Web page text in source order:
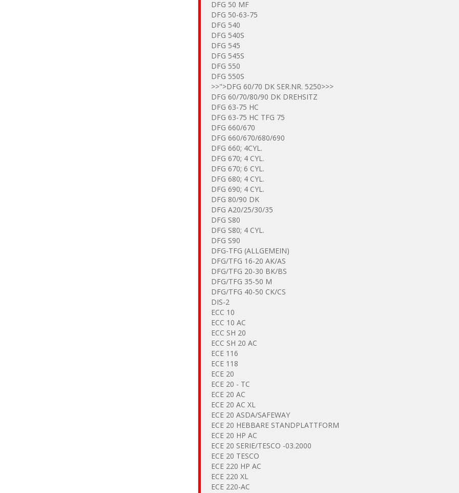
DFG 50 MF
DFG 50-63-75
DFG 540
DFG 540S
DFG 545
DFG 545S
DFG 550
DFG 550S
>>">DFG 60/70 DK SER.NR. 5250>>>
DFG 60/70/80/90 DK DREHSITZ
DFG 63-75 HC
DFG 63-75 HC TFG 75
DFG 660/670
DFG 660/670/680/690
DFG 660; 4CYL.
DFG 670; 4 CYL.
DFG 670; 6 CYL.
DFG 680; 4 CYL.
DFG 690; 4 CYL.
DFG 80/90 DK
DFG A20/25/30/35
DFG S80
DFG S80; 4 CYL.
DFG S90
DFG-TFG (ALLGEMEIN)
DFG/TFG 16-20 AK/AS
DFG/TFG 20-30 BK/BS
DFG/TFG 35-50 M
DFG/TFG 40-50 CK/CS
DIS-2
ECC 10
ECC 10 AC
ECC SH 20
ECC SH 20 AC
ECE 116
ECE 118
ECE 20
ECE 20 - TC
ECE 20 AC
ECE 20 AC XL
ECE 20 ASDA/SAFEWAY
ECE 20 HEBBARE STANDPLATTFORM
ECE 20 HP AC
ECE 20 SERIE/TESCO -03.2000
ECE 20 TESCO
ECE 220 HP AC
ECE 220 XL
ECE 220-AC